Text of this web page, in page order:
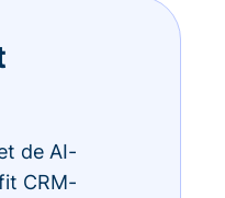
de AI-
CRM-